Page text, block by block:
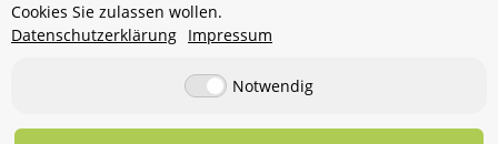
Informationen
Gesetzliche Informationen
Cookies Sie zulassen wollen.
Datenschutzerklärung Impressum
Notwendig